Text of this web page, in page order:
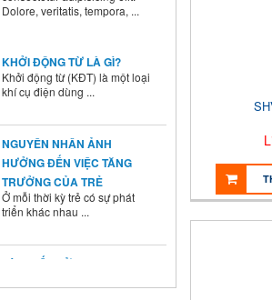
Khởi động từ (KĐT) là một loại
khí cụ điện dùng ...
HƯỞNG ĐẾN VIỆC TĂNG
TRƯỞNG CỦA TRẺ
Ở mỗi thời kỳ trẻ có sự phát
triển khác nhau ...
SINH Ở TRẺ
muốn con mình lớn lên ...